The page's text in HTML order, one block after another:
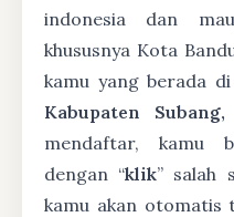
indonesia dan
khususnya Kota
kamu yang berada di
Kabupaten
mendaftar, kamu
dengan “klik” salah
kamu akan otomatis